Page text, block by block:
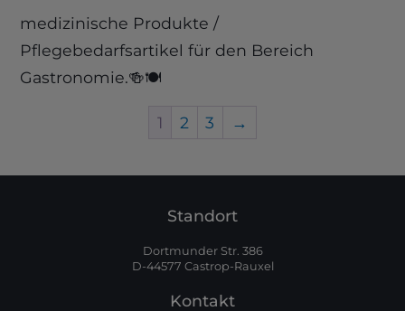
medizinische Produkte /
Pflegebedarfsartikel für den Bereich
Gastronomie.🍻🍽️
1 2 3 →
Standort
Dortmunder Str. 386
D-44577 Castrop-Rauxel
Kontakt